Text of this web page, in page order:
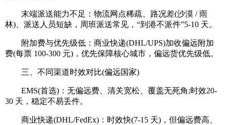
末端派送能力不足：物流网点稀疏、路况差(沙漠 / 雨
林)、派送人员短缺，周班派送常见，“到港不派件”5-10 天。
附加费与优先级低：商业快递(DHL/UPS)加收偏远附加
费(每票 100-300 元)，优先保障核心城市，偏远货优先级低。
三、不同渠道时效对比(偏远国家)
EMS(首选)：无偏远费、清关宽松、覆盖无死角;时效20-
30 天，稳定不易丢件。
商业快递(DHL/FedEx)：时效快(7-15 天)，但偏远费高、